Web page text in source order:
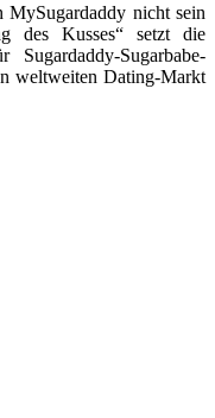
MySugardaddy nicht sein
des Kusses“ setzt die
Sugarbabe-
weltweiten Dating-Markt